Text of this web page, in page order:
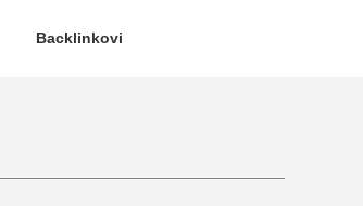
Backlinkovi